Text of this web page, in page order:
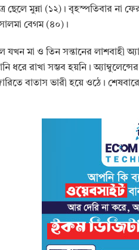
ছেলে মুন্না (১২)। বৃহস্পতিবার না
সালমা বেগম (৪০)।
যখন মা ও তিন সন্তানের লাশবাহী
ধরে রাখা সম্ভব হয়নি।
বাতাস ভারী হয়ে ওঠে।